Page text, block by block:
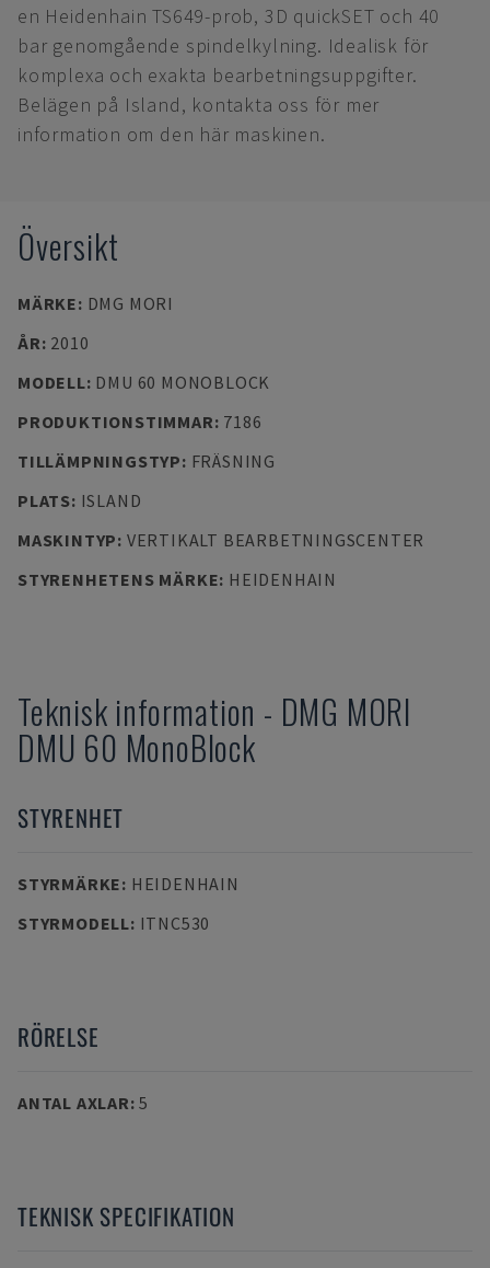
en Heidenhain TS649-prob, 3D quickSET och 40
bar genomgående spindelkylning. Idealisk för
komplexa och exakta bearbetningsuppgifter.
Belägen på Island, kontakta oss för mer
information om den här maskinen.
Översikt
MÄRKE: DMG MORI
ÅR: 2010
MODELL: DMU 60 MONOBLOCK
PRODUKTIONSTIMMAR: 7186
TILLÄMPNINGSTYP: FRÄSNING
PLATS: ISLAND
MASKINTYP: VERTIKALT BEARBETNINGSCENTER
STYRENHETENS MÄRKE: HEIDENHAIN
Teknisk information - DMG MORI
DMU 60 MonoBlock
STYRENHET
STYRMÄRKE: HEIDENHAIN
STYRMODELL: ITNC530
RÖRELSE
ANTAL AXLAR:5
TEKNISK SPECIFIKATION